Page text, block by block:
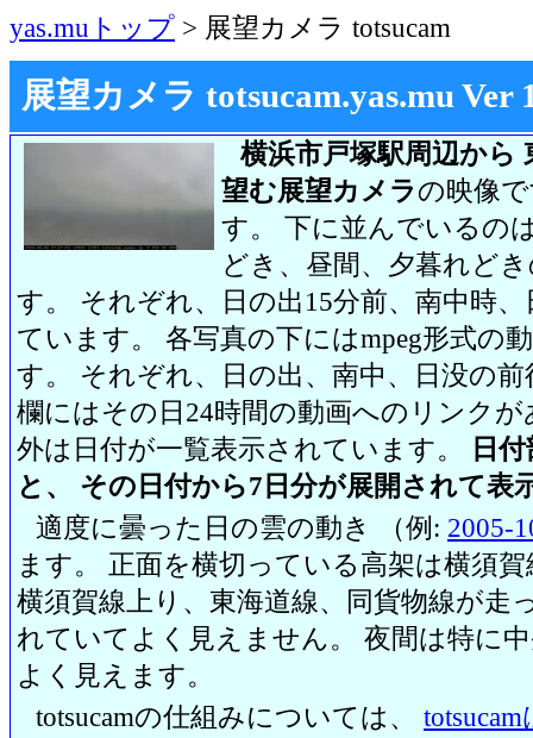
yas.muトップ > 展望カメラ totsucam
展望カメラ totsucam.yas.mu Ver
横浜市戸塚駅周辺から
望む展望カメラの映像
す。 下に並んでいるの
どき、昼間、夕暮れど
す。 それぞれ、日の出15分前、南中時
ています。 各写真の下にはmpeg形式の
す。 それぞれ、日の出、南中、日没の
欄にはその日24時間の動画へのリンク
外は日付が一覧表示されています。
日
と、 その日付から7日分が展開されて表
適度に曇った日の雲の動き （例: 2005-
ます。 正面を横切っている高架は横須
横須賀線上り、東海道線、同貨物線が走
れていてよく見えません。 夜間は特に
よく見えます。
totsucamの仕組みについては、